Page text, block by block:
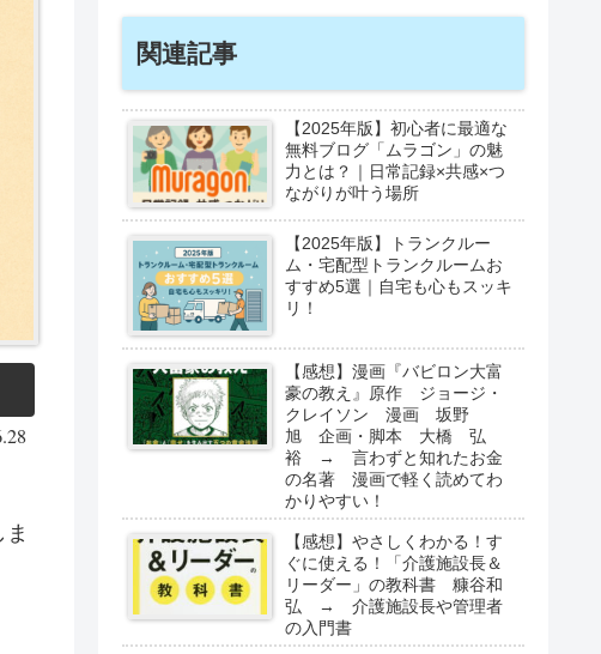
関連記事
【2025年版】初心者に最適な
無料ブログ「ムラゴン」の魅
力とは？｜日常記録×共感×つ
ながりが叶う場所
【2025年版】トランクルー
ム・宅配型トランクルームお
すすめ5選｜自宅も心もスッキ
リ！
【感想】漫画『バビロン大富
豪の教え』原作 ジョージ・
クレイソン 漫画 坂野
旭 企画・脚本 大橋 弘
裕 → 言わずと知れたお金
の名著 漫画で軽く読めてわ
かりやすい！
【感想】やさしくわかる！す
ぐに使える！「介護施設長＆
リーダー」の教科書 糠谷和
弘 → 介護施設長や管理者
の入門書